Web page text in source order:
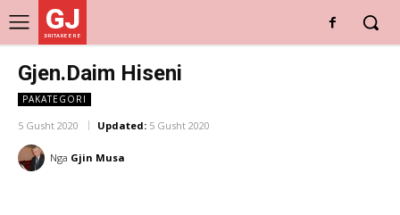
GJ
DRITARE E RE
Gjen.Daim Hiseni
PAKATEGORI
5 Gusht 2020 Updated: 5 Gusht 2020
Nga Gjin Musa